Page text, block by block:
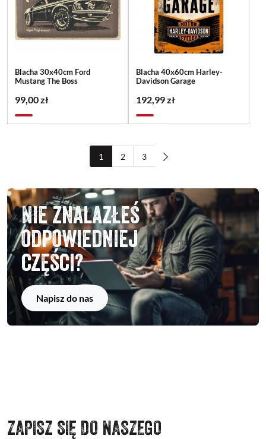
Blacha 30x40cm Ford
Mustang The Boss
99,00 zł
Blacha 40x60cm Harley-
Davidson Garage
192,99 zł
1 2 3
Nie znalazłeś
odpowiedniej
części?
Napisz do nas
ZAPISZ SIĘ DO NASZEGO